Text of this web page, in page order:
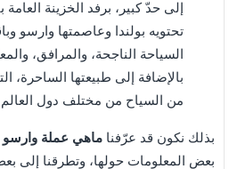
إلى حدّ كبير، برفد الخزينة
تحتويه بولندا وعاصمتها وارسو
السياحة الناجحة، والمرافق،
بالإضافة إلى طبيعتها الساحرة،
من السياح من مختلف دول
بذلك نكون قد عرّفنا ماهي عملة وارسو
بعض المعلومات حولها، وتطرقنا إلى